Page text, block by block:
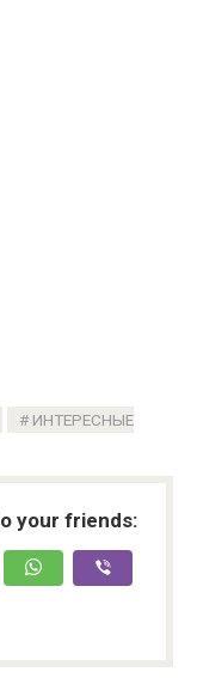
ИНТЕРЕСНЫЕ
your friends: